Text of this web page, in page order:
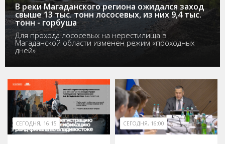
В реки Магаданского региона ожидался заход
свыше 13 тыс. тонн лососевых, из них 9,4 тыс.
тонн - горбуша
Для прохода лососевых на нерестилища в
Магаданской области изменен режим «проходных
дней»
СЕГОДНЯ, 16:15 СЕГОДНЯ, 16:00